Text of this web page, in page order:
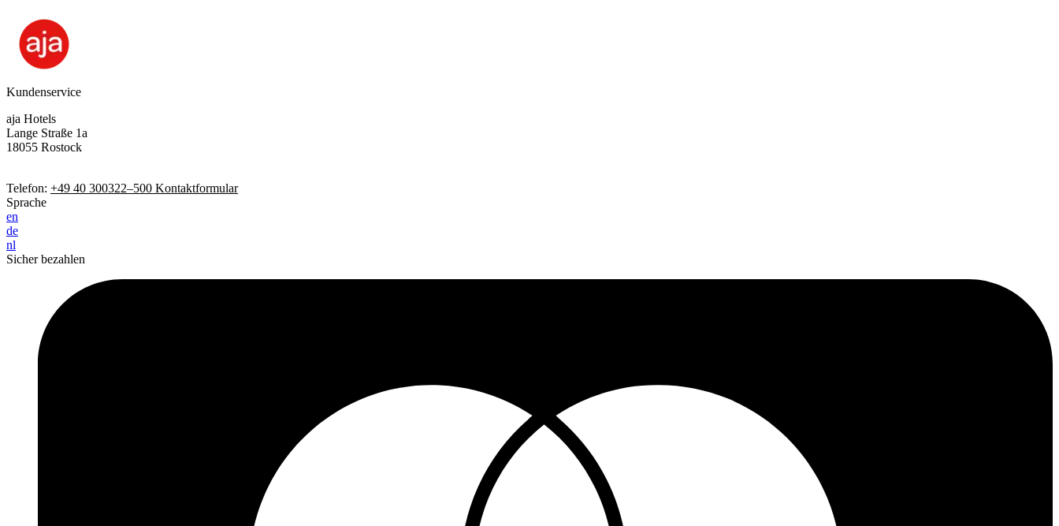
Kundenservice
aja Hotels
Lange Straße 1a
18055 Rostock
Telefon: +49 40 300322–500 Kontaktformular
Sprache
en
de
nl
Sicher bezahlen